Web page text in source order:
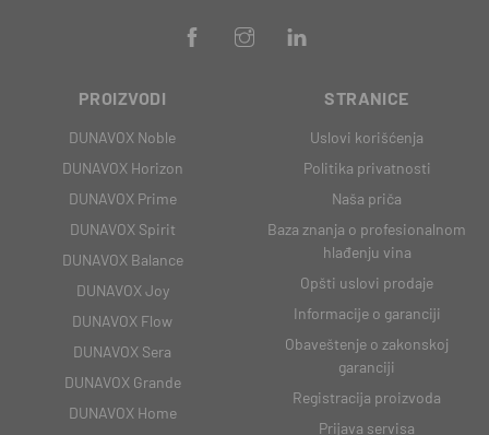
PROIZVODI
DUNAVOX Noble
DUNAVOX Horizon
DUNAVOX Prime
DUNAVOX Spirit
DUNAVOX Balance
DUNAVOX Joy
DUNAVOX Flow
DUNAVOX Sera
DUNAVOX Grande
DUNAVOX Home
STRANICE
Uslovi korišćenja
Politika privatnosti
Naša priča
Baza znanja o profesionalnom
hlađenju vina
Opšti uslovi prodaje
Informacije o garanciji
Obaveštenje o zakonskoj
garanciji
Registracija proizvoda
Prijava servisa